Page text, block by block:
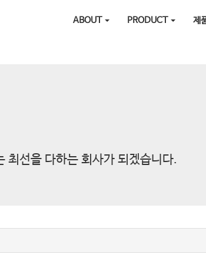
ABOUT PRODUCT 제
최선을 다하는 회사가 되겠습니다.